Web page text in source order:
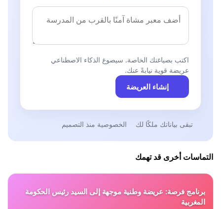
اكتب بصياغتك الخاصة. سيصوغ الذكاء الاصطناعي
عريضة قوية نيابةً عنك.
إنشاء العريضة
تبقى بياناتك ملكًا لك الخصوصية منذ التصميم
التماسات أخرى قد تهمك
برنامج فرصة: عريضة وطنية موجهة إلى السيد رئيس الحكومة
المغربية